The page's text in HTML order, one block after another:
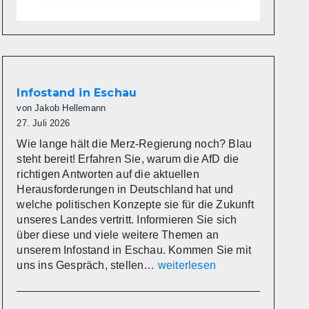
Infostand in Eschau
von Jakob Hellemann
27. Juli 2026
Wie lange hält die Merz-Regierung noch? Blau
steht bereit! Erfahren Sie, warum die AfD die
richtigen Antworten auf die aktuellen
Herausforderungen in Deutschland hat und
welche politischen Konzepte sie für die Zukunft
unseres Landes vertritt. Informieren Sie sich
über diese und viele weitere Themen an
unserem Infostand in Eschau. Kommen Sie mit
uns ins Gespräch, stellen… Infostand
Eschau
weiterlesen